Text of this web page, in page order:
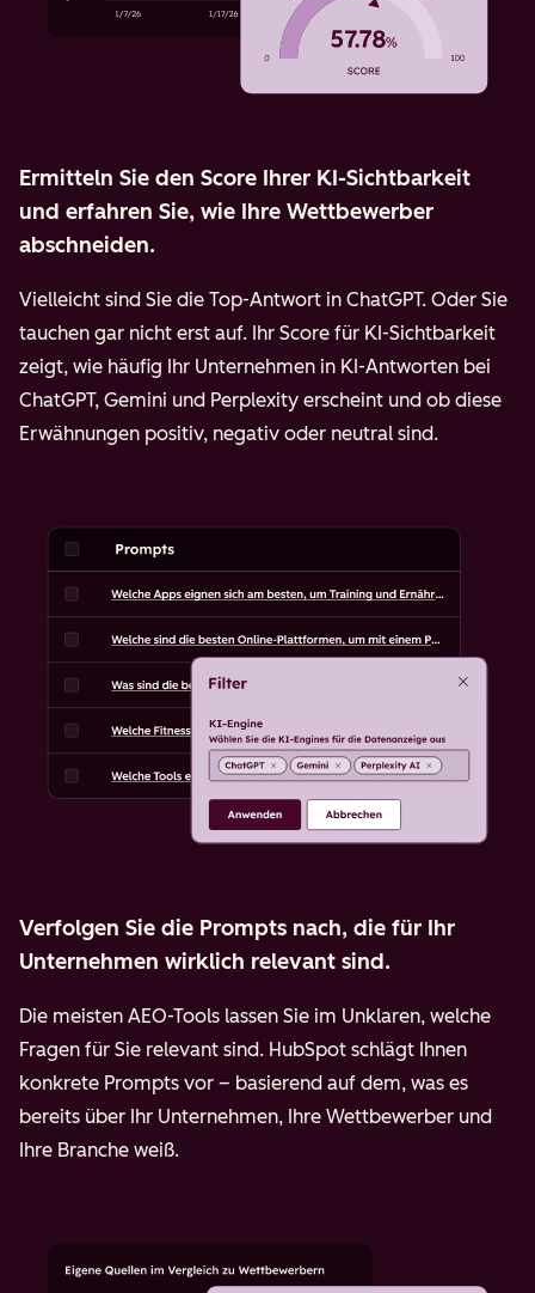
Ermitteln Sie den Score Ihrer KI-Sichtbarkeit
und erfahren Sie, wie Ihre Wettbewerber
abschneiden.
Vielleicht sind Sie die Top-Antwort in ChatGPT. Oder Sie
tauchen gar nicht erst auf. Ihr Score für KI-Sichtbarkeit
zeigt, wie häufig Ihr Unternehmen in KI-Antworten bei
ChatGPT, Gemini und Perplexity erscheint und ob diese
Erwähnungen positiv, negativ oder neutral sind.
Verfolgen Sie die Prompts nach, die für Ihr
Unternehmen wirklich relevant sind.
Die meisten AEO-Tools lassen Sie im Unklaren, welche
Fragen für Sie relevant sind. HubSpot schlägt Ihnen
konkrete Prompts vor – basierend auf dem, was es
bereits über Ihr Unternehmen, Ihre Wettbewerber und
Ihre Branche weiß.